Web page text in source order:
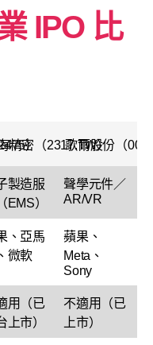
IPO 比
）
精密（2317.TW）
歌爾股份（
製造服
EMS）
聲學元件／
AR/VR
、亞馬
微軟
蘋果、
Meta、
Sony
用（已
上市）
不適用（已
上市）